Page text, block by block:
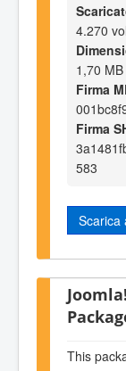
4.270
1,70 MB
Firma
Firma
583
Scarica
This